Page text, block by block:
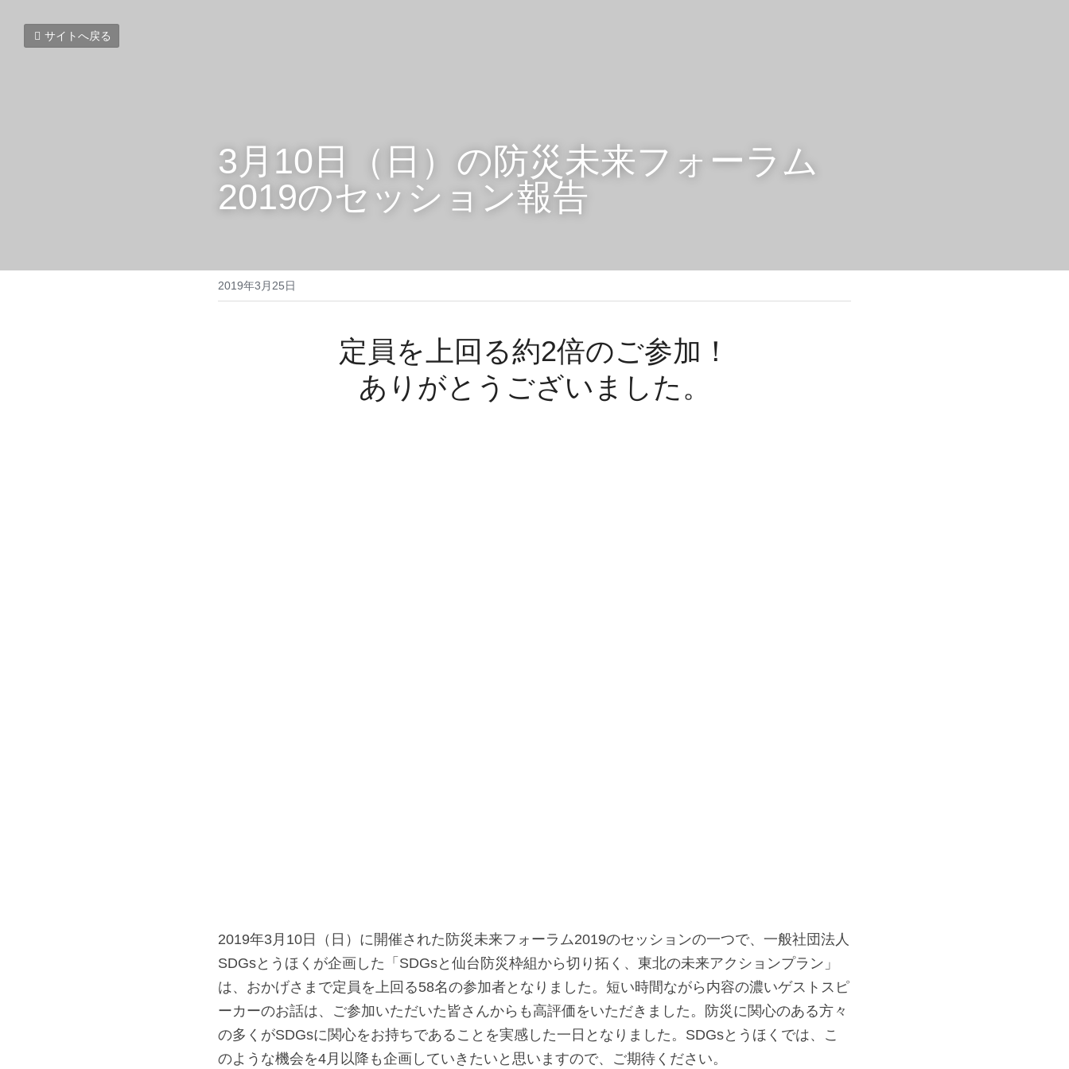
サイトへ戻る
3月10日（日）の防災未来フォーラム
2019のセッション報告
2019年3月25日
定員を上回る約2倍のご参加！
ありがとうございました。
2019年3月10日（日）に開催された防災未来フォーラム2019のセッションの一つで、一般社団法人
SDGsとうほくが企画した「SDGsと仙台防災枠組から切り拓く、東北の未来アクションプラン」
は、おかげさまで定員を上回る58名の参加者となりました。短い時間ながら内容の濃いゲストスピ
ーカーのお話は、ご参加いただいた皆さんからも高評価をいただきました。防災に関心のある方々
の多くがSDGsに関心をお持ちであることを実感した一日となりました。SDGsとうほくでは、こ
のような機会を4月以降も企画していきたいと思いますので、ご期待ください。